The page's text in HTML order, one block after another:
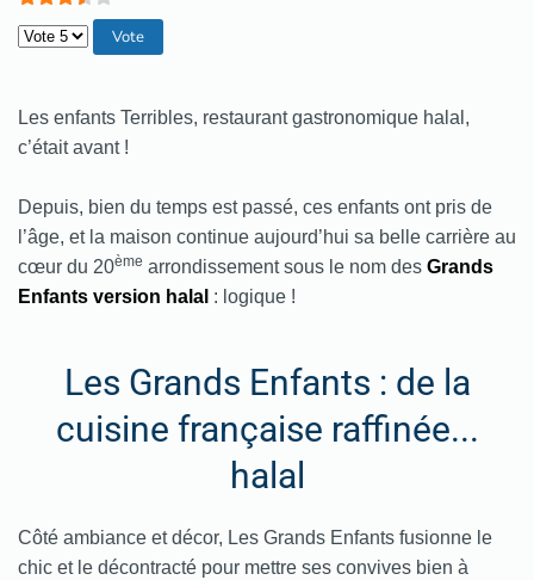
Veuillez voter
Les enfants Terribles, restaurant gastronomique halal,
c’était avant !
Depuis, bien du temps est passé, ces enfants ont pris de
l’âge, et la maison continue aujourd’hui sa belle carrière au
cœur du 20ème arrondissement sous le nom des Grands
Enfants version halal : logique !
Les Grands Enfants : de la
cuisine française raffinée...
halal
Côté ambiance et décor, Les Grands Enfants fusionne le
chic et le décontracté pour mettre ses convives bien à